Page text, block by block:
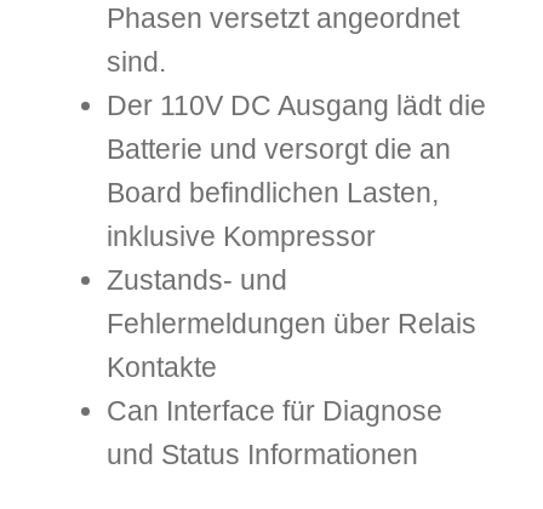
Phasen versetzt angeordnet
sind.
Der 110V DC Ausgang lädt die
Batterie und versorgt die an
Board befindlichen Lasten,
inklusive Kompressor
Zustands- und
Fehlermeldungen über Relais
Kontakte
Can Interface für Diagnose
und Status Informationen